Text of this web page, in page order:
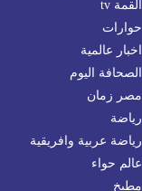
القمة tv
حوارات
اخبار عالمية
الصحافة اليوم
مصر زمان
رياضة
رياضة عربية وافريقية
عالم حواء
مطبخ